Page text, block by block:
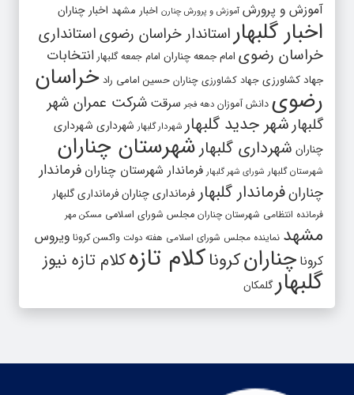
آموزش و پرورش آموزش و پرورش چنارن اخبار مشهد اخبار چناران
اخبار گلبهار استاندار خراسان رضویاستانداری
خراسان رضوی امام جمعه چناران امام جمعه گلبهار انتخابات
جهاد کشاورزی جهاد کشاورزی چناران حسین امامی راد خراسان
رضوی دانش آموزان دهه فجر سرقت شرکت عمران شهر
گلبهارشهر جدید گلبهار شهردار گلبهار شهرداری شهرداری
چناران شهرداری گلبهار شهرستان چناران
شهرستان گلبهار شورای شهر گلبهار فرماندار شهرستان چناران فرماندار
چنارانفرماندار گلبهار فرمانداری چنارانفرمانداری گلبهار
فرمانده انتظامی شهرستان چناران مجلس شورای اسلامی مسکن مهر
مشهد نماینده مجلس شورای اسلامی هفته دولت واکسن کرونا ویروس
کرونا چنارانکروناکلام تازهکلام تازه نیوز
گلبهارگلمکان